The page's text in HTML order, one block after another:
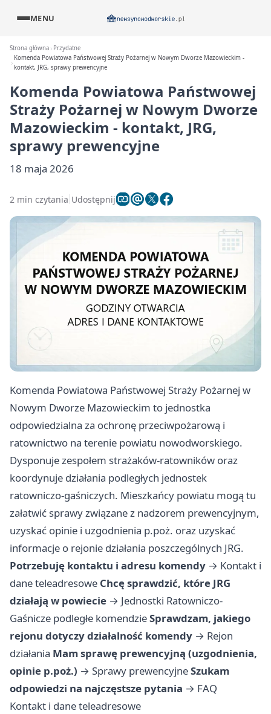
MENU
Strona główna
Przydatne
Komenda Powiatowa Państwowej Straży Pożarnej w Nowym Dworze Mazowieckim -
kontakt, JRG, sprawy prewencyjne
Komenda Powiatowa Państwowej
Straży Pożarnej w Nowym Dworze
Mazowieckim - kontakt, JRG,
sprawy prewencyjne
18 maja 2026
2 min czytania Udostępnij
Komenda Powiatowa Państwowej Straży Pożarnej w
Nowym Dworze Mazowieckim to jednostka
odpowiedzialna za ochronę przeciwpożarową i
ratownictwo na terenie powiatu nowodworskiego.
Dysponuje zespołem strażaków-ratowników oraz
koordynuje działania podległych jednostek
ratowniczo-gaśniczych. Mieszkańcy powiatu mogą tu
załatwić sprawy związane z nadzorem prewencyjnym,
uzyskać opinie i uzgodnienia p.poż. oraz uzyskać
informacje o rejonie działania poszczególnych JRG.
Potrzebuję kontaktu i adresu komendy → Kontakt i
dane teleadresowe Chcę sprawdzić, które JRG
działają w powiecie → Jednostki Ratowniczo-
Gaśnicze podległe komendzieSprawdzam, jakiego
rejonu dotyczy działalność komendy → Rejon
działania Mam sprawę prewencyjną (uzgodnienia,
opinie p.poż.) → Sprawy prewencyjneSzukam
odpowiedzi na najczęstsze pytania → FAQ
Kontakt i dane teleadresowe